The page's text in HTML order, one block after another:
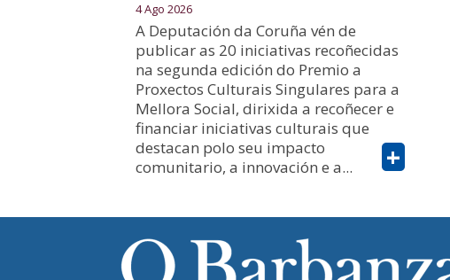
4 Ago 2026
A Deputación da Coruña vén de
publicar as 20 iniciativas recoñecidas
na segunda edición do Premio a
Proxectos Culturais Singulares para a
Mellora Social, dirixida a recoñecer e
financiar iniciativas culturais que
destacan polo seu impacto
comunitario, a innovación e a...
+